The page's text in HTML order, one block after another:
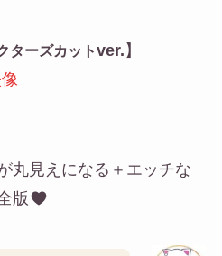
ターズカットver. 】
丸見えになる＋エッチな
版